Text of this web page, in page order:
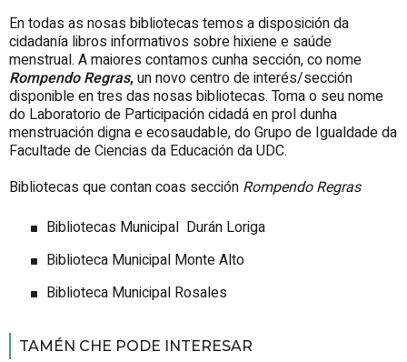
En todas as nosas bibliotecas temos a disposición da
cidadanía libros informativos sobre hixiene e saúde
menstrual. A maiores contamos cunha sección, co nome
Rompendo Regras, un novo centro de interés/sección
disponible en tres das nosas bibliotecas. Toma o seu nome
do Laboratorio de Participación cidadá en prol dunha
menstruación digna e ecosaudable, do Grupo de Igualdade da
Facultade de Ciencias da Educación da UDC.
Bibliotecas que contan coas sección Rompendo Regras
Bibliotecas Municipal Durán Loriga
Biblioteca Municipal Monte Alto
Biblioteca Municipal Rosales
TAMÉN CHE PODE INTERESAR